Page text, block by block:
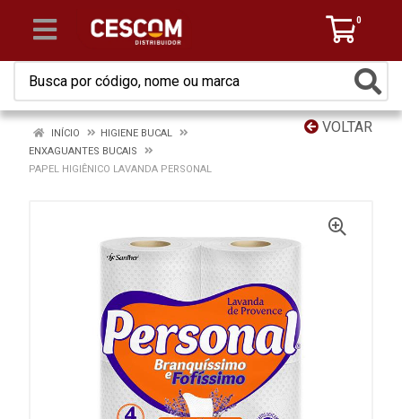
0
VOLTAR
INÍCIO
HIGIENE BUCAL
ENXAGUANTES BUCAIS
PAPEL HIGIÊNICO LAVANDA PERSONAL